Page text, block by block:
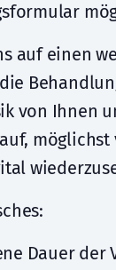
auf einen
von Ihnen
möglichst
Dauer der